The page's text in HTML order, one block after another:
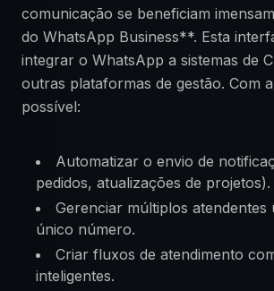
comunicação se beneficiam
do WhatsApp Business**. Esta
integrar o WhatsApp a sistemas de
outras plataformas de gestão. Com
possível:
Automatizar o envio de
pedidos, atualizações de projetos).
Gerenciar múltiplos atendentes
único número.
Criar fluxos de atendimento
inteligentes.